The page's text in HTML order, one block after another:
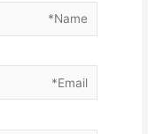
Email*